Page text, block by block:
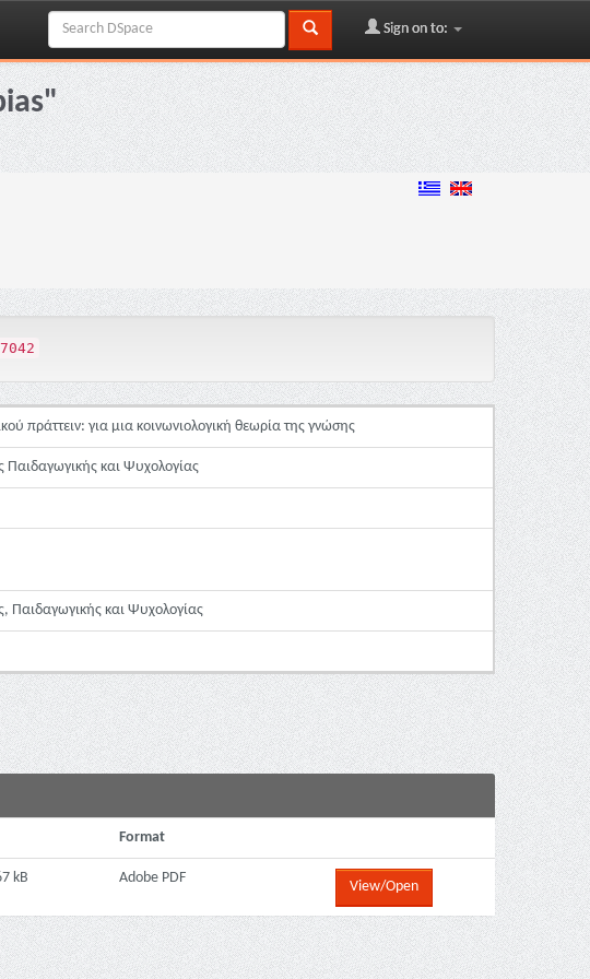
Sign on to:
πράττειν: για μια κοινωνιολογική θεωρία της γνώσης
και Ψυχολογίας
Παιδαγωγικής και Ψυχολογίας
Format
kB Adobe PDF
View/Open